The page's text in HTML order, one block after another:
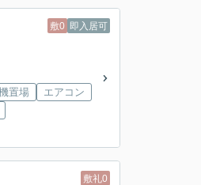
敷0 即入居可
置場
エアコン
敷礼0